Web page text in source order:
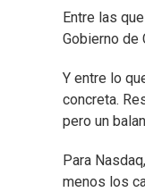
Entre las
Gobierno de
Y entre lo
concreta.
pero un
Para
menos los